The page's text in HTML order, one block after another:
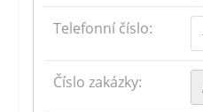
Telefonní číslo:
Číslo zakázky: